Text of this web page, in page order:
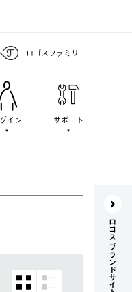
ロゴスファミリー
イン サポート
ロゴス ブランドサイト